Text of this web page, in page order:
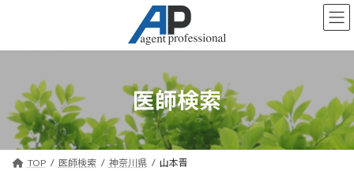
ン
キ
プ
ー
に
動
医師検索
TOP 医師検索 神奈川県 山本晋